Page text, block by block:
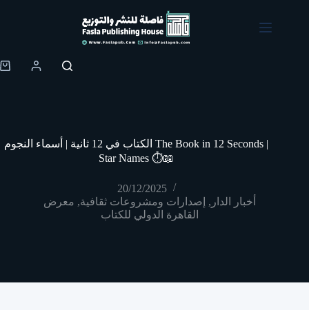
Shopping
الكتاب في 12 ثانية | أسماء النجوم The Book in 12 Seconds |
Star Names ⏱️📖
20/12/2025
أخبار الدار , إصدارات ومشروعات ثقافية, معرض
القاهرة الدولي للكتاب